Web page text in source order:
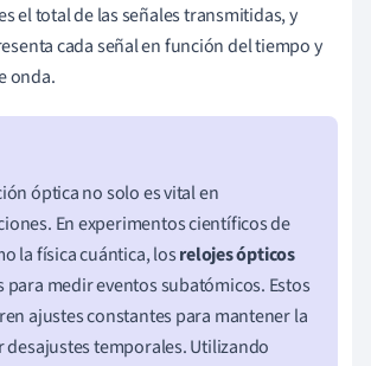
el total de las señales transmitidas, y
cada señal en función del tiempo y
onda.
óptica no solo es vital en
En experimentos científicos de
la física cuántica, losrelojes ópticos
para medir eventos subatómicos. Estos
ajustes constantes para mantener la
desajustes temporales. Utilizando